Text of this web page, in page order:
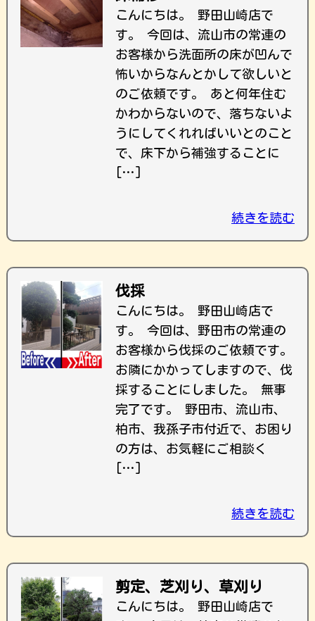
こんにちは。 野田山崎店で
す。 今回は、流山市の常連の
お客様から洗面所の床が凹んで
怖いからなんとかして欲しいと
のご依頼です。 あと何年住む
かわからないので、落ちないよ
うにしてくれればいいとのこと
で、床下から補強することに
[…]
続きを読む
伐採
こんにちは。 野田山崎店で
す。 今回は、野田市の常連の
お客様から伐採のご依頼です。
お隣にかかってしますので、伐
採することにしました。 無事
完了です。 野田市、流山市、
柏市、我孫子市付近で、お困り
の方は、お気軽にご相談く
[…]
続きを読む
剪定、芝刈り、草刈り
こんにちは。 野田山崎店で